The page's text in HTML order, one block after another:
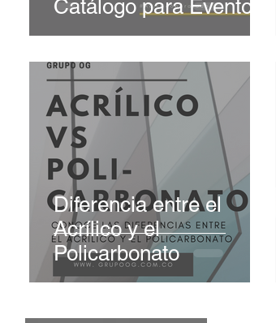
Catálogo para Eventos
Diferencia entre el
Acrílico y el
Policarbonato